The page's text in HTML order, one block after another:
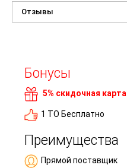
Отзывы
Бонусы
5% скидочная карта
1 ТО Бесплатно
Преимущества
Прямой поставщик